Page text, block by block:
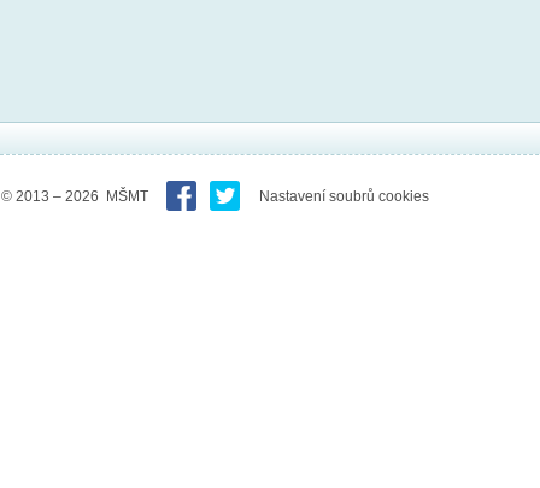
© 2013 – 2026 MŠMT Nastavení soubrů cookies